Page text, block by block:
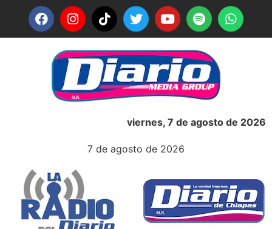
viernes, 7 de agosto de 2026
7 de agosto de 2026